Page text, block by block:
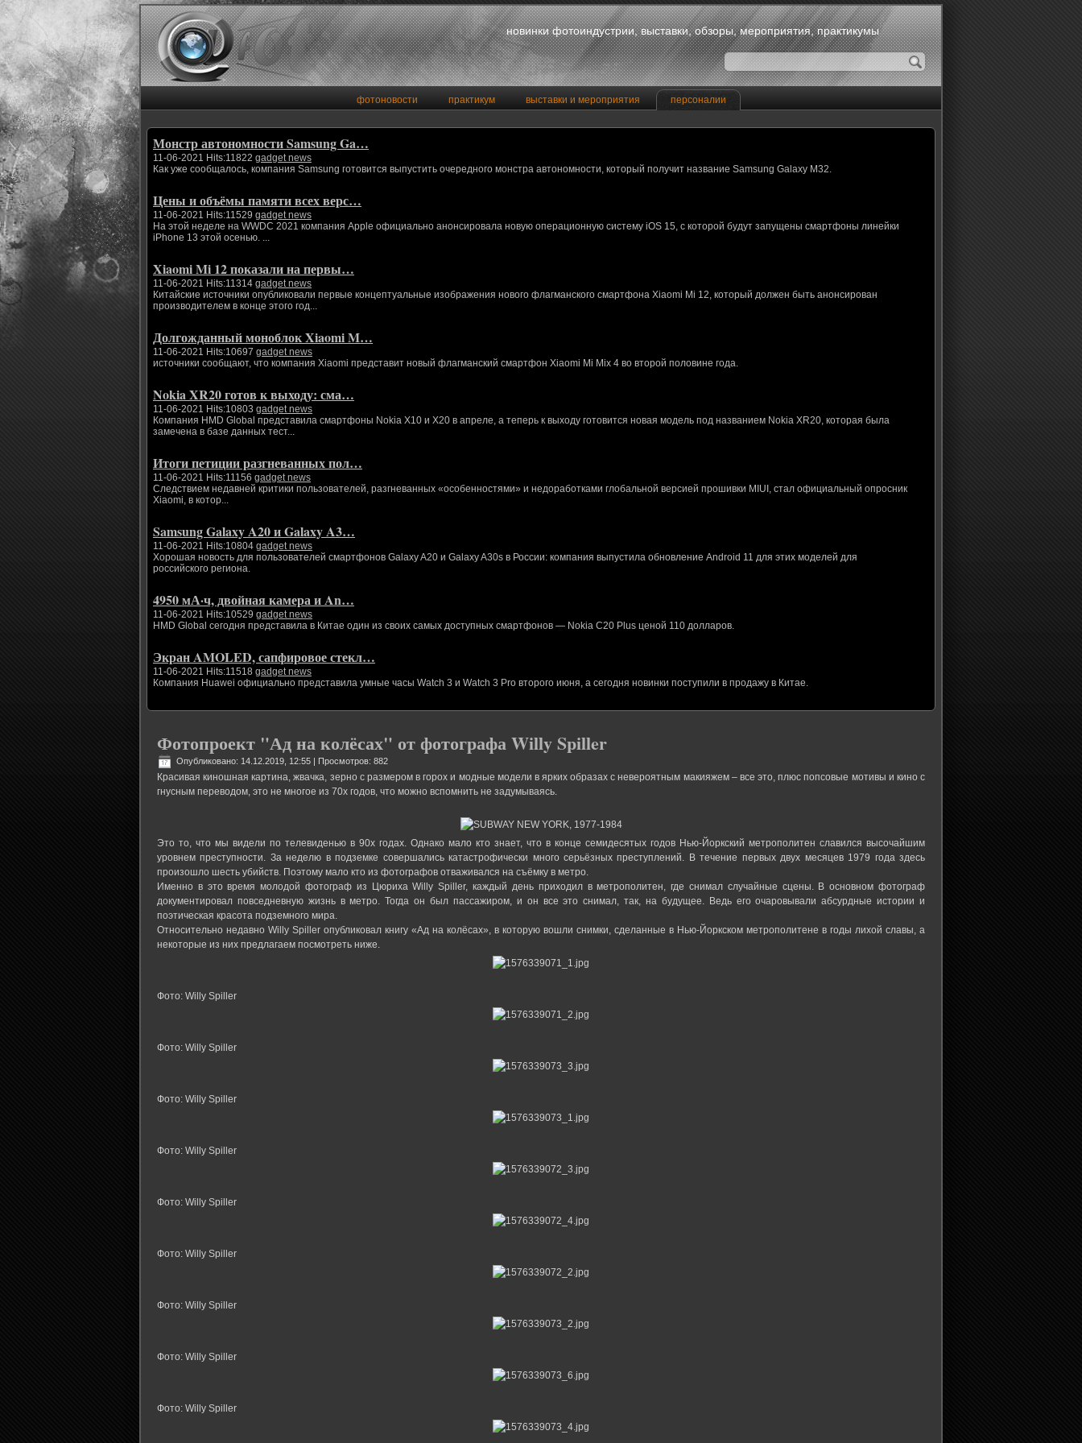
новинки фотоиндустрии, выставки, обзоры, мероприятия, практикумы
фотоновости практикум выставки и мероприятия персоналии
Монстр автономности Samsung Ga…
11-06-2021 Hits:11822 gadget news
Как уже сообщалось, компания Samsung готовится выпустить очередного монстра автономности, который получит название Samsung Galaxy M32.
Цены и объёмы памяти всех верс…
11-06-2021 Hits:11529 gadget news
На этой неделе на WWDC 2021 компания Apple официально анонсировала новую операционную систему iOS 15, с которой будут запущены смартфоны линейки
iPhone 13 этой осенью. ...
Xiaomi Mi 12 показали на первы…
11-06-2021 Hits:11314 gadget news
Китайские источники опубликовали первые концептуальные изображения нового флагманского смартфона Xiaomi Mi 12, который должен быть анонсирован
производителем в конце этого год...
Долгожданный моноблок Xiaomi M…
11-06-2021 Hits:10697 gadget news
источники сообщают, что компания Xiaomi представит новый флагманский смартфон Xiaomi Mi Mix 4 во второй половине года.
Nokia XR20 готов к выходу: сма…
11-06-2021 Hits:10803 gadget news
Компания HMD Global представила смартфоны Nokia X10 и X20 в апреле, а теперь к выходу готовится новая модель под названием Nokia XR20, которая была
замечена в базе данных тест...
Итоги петиции разгневанных пол…
11-06-2021 Hits:11156 gadget news
Следствием недавней критики пользователей, разгневанных «особенностями» и недоработками глобальной версией прошивки MIUI, стал официальный опросник
Xiaomi, в котор...
Samsung Galaxy A20 и Galaxy A3…
11-06-2021 Hits:10804 gadget news
Хорошая новость для пользователей смартфонов Galaxy A20 и Galaxy A30s в России: компания выпустила обновление Android 11 для этих моделей для
российского региона.
4950 мА·ч, двойная камера и An…
11-06-2021 Hits:10529 gadget news
HMD Global сегодня представила в Китае один из своих самых доступных смартфонов — Nokia C20 Plus ценой 110 долларов.
Экран AMOLED, сапфировое стекл…
11-06-2021 Hits:11518 gadget news
Компания Huawei официально представила умные часы Watch 3 и Watch 3 Pro второго июня, а сегодня новинки поступили в продажу в Китае.
Фотопроект "Ад на колёсах" от фотографа Willy Spiller
Опубликовано: 14.12.2019, 12:55 | Просмотров: 882
Красивая киношная картина, жвачка, зерно с размером в горох и модные модели в ярких образах с невероятным макияжем – все это, плюс попсовые мотивы и кино с
гнусным переводом, это не многое из 70х годов, что можно вспомнить не задумываясь.
Это то, что мы видели по телевиденью в 90х годах. Однако мало кто знает, что в конце семидесятых годов Нью-Йоркский метрополитен славился высочайшим
уровнем преступности. За неделю в подземке совершались катастрофически много серьёзных преступлений. В течение первых двух месяцев 1979 года здесь
произошло шесть убийств. Поэтому мало кто из фотографов отваживался на съёмку в метро.
Именно в это время молодой фотограф из Цюриха Willy Spiller, каждый день приходил в метрополитен, где снимал случайные сцены. В основном фотограф
документировал повседневную жизнь в метро. Тогда он был пассажиром, и он все это снимал, так, на будущее. Ведь его очаровывали абсурдные истории и
поэтическая красота подземного мира.
Относительно недавно Willy Spiller опубликовал книгу «Ад на колёсах», в которую вошли снимки, сделанные в Нью-Йоркском метрополитене в годы лихой славы, а
некоторые из них предлагаем посмотреть ниже.
Фото: Willy Spiller
Фото: Willy Spiller
Фото: Willy Spiller
Фото: Willy Spiller
Фото: Willy Spiller
Фото: Willy Spiller
Фото: Willy Spiller
Фото: Willy Spiller
Фото: Willy Spiller